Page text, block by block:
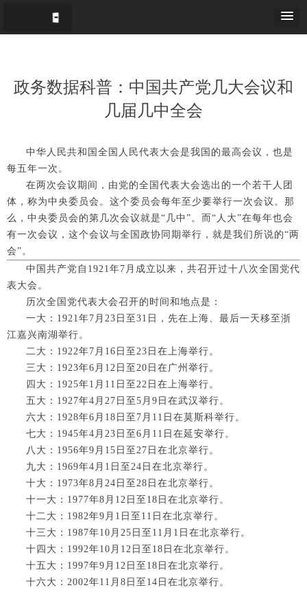
政务数据科普：中国共产党几大会议和
几届几中全会
中华人民共和国全国人民代表大会是我国的最高会议，也是
每五年一次。
在两次会议期间，由党的全国代表大会选出的一个若干人团
体，称为中央委员会。这个委员会每年至少要举行一次会议。那
么，中央委员会的第几次会议就是“几中”。而“人大”在每年也会
有一次会议，这个会议与全国政协同期举行，就是我们所说的“两
会”。
中国共产党自1921年7月成立以来，共召开过十八次全国党代
表大会。
历次全国党代表大会召开的时间和地点是：
一大：1921年7月23日至31日，先在上海、最后一天移至浙
江嘉兴南湖举行。
二大：1922年7月16日至23日在上海举行。
三大：1923年6月12日至20日在广州举行。
四大：1925年1月11日至22日在上海举行。
五大：1927年4月27日至5月9日在武汉举行。
六大：1928年6月18日至7月11日在莫斯科举行。
七大：1945年4月23日至6月11日在延安举行。
八大：1956年9月15日至27日在北京举行。
九大：1969年4月1日至24日在北京举行。
十大：1973年8月24日至28日在北京举行。
十一大：1977年8月12日至18日在北京举行。
十二大：1982年9月1日至11日在北京举行。
十三大：1987年10月25日至11月1日在北京举行。
十四大：1992年10月12日至18日在北京举行。
十五大：1997年9月12日至18日在北京举行。
十六大：2002年11月8日至14日在北京举行。